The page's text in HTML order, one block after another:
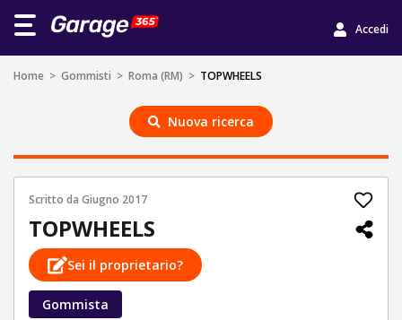
Accedi
Home > Gommisti > Roma (RM) > TOPWHEELS
Nuova ricerca
Scritto da Giugno 2017
TOPWHEELS
Sei il proprietario?
Gommista